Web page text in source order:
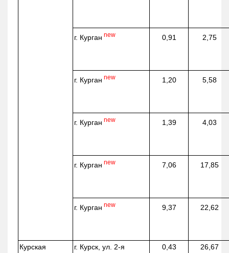
г. Курган new 0,91 2,75
г. Курган new 1,20 5,58
г. Курган new 1,39 4,03
г. Курган new 7,06 17,85
г. Курган new 9,37 22,62
Курская
г. Курск, ул. 2-я
0,43 26,67